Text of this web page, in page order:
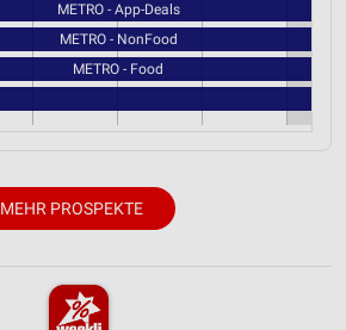
METRO - App-Deals
METRO - NonFood
METRO - Food
MEHR PROSPEKTE